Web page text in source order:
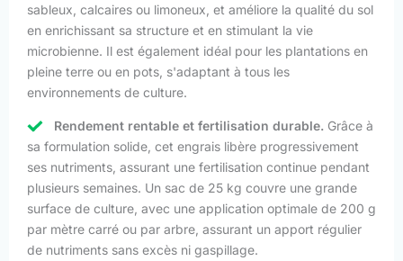
sableux, calcaires ou limoneux, et améliore la qualité du sol
en enrichissant sa structure et en stimulant la vie
microbienne. Il est également idéal pour les plantations en
pleine terre ou en pots, s'adaptant à tous les
environnements de culture.
Rendement rentable et fertilisation durable. Grâce à
sa formulation solide, cet engrais libère progressivement
ses nutriments, assurant une fertilisation continue pendant
plusieurs semaines. Un sac de 25 kg couvre une grande
surface de culture, avec une application optimale de 200 g
par mètre carré ou par arbre, assurant un apport régulier
de nutriments sans excès ni gaspillage.